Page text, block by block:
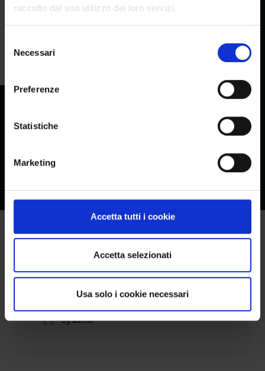
raccolto dal suo utilizzo dei loro servizi.
delNecessari
Preferenze
Statistiche
Marketing
Accetta tutti i cookie
Accetta selezionati
Usa solo i cookie necessari
MAIL:info@colorobbia.it
KERAMSERVISS LTD
by admin